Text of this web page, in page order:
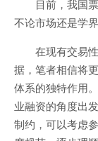
目前，我国
不论市场还是学
在现有交易
据，笔者相信将
体系的独特作用
业融资的角度出
制约，可以考虑